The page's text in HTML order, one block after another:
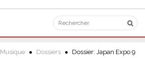
Musique Dossiers Dossier: Japan Expo 9